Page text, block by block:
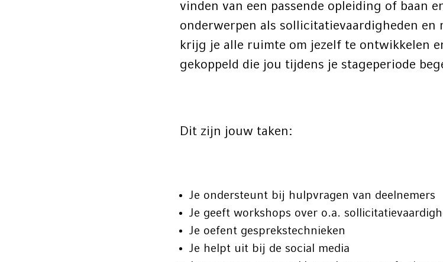
vinden van een passende opleiding of baan
onderwerpen als sollicitatievaardigheden en
krijg je alle ruimte om jezelf te ontwikkelen
gekoppeld die jou tijdens je stageperiode
Dit zijn jouw taken:
Je ondersteunt bij hulpvragen van deelnemers
Je geeft workshops over o.a.
Je oefent gesprekstechnieken
Je helpt uit bij de social media